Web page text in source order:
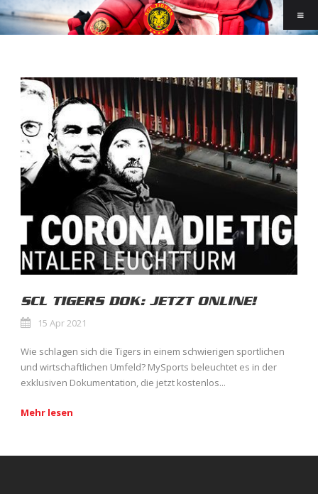
SCL TIGERS DOK: JETZT ONLINE!
15 Apr 2021
Wie schlagen sich die Tigers in einem schwierigen sportlichen
und wirtschaftlichen Umfeld? MySports beleuchtet es in der
exklusiven Dokumentation, die jetzt kostenlos...
Mehr lesen